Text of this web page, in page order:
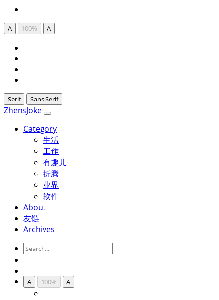
A 100% A
Serif Sans Serif
ZhensJoke
Category
生活
工作
有趣儿
折腾
业界
软件
About
友链
Archives
A 100% A